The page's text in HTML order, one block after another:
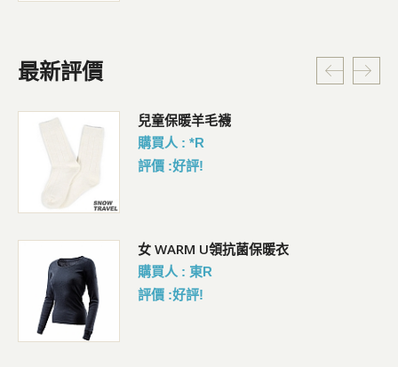
最新評價
兒童保暖羊毛襪
購買人 : *R
評價 :好評!
女 WARM U領抗菌保暖衣
購買人 : 東R
評價 :好評!